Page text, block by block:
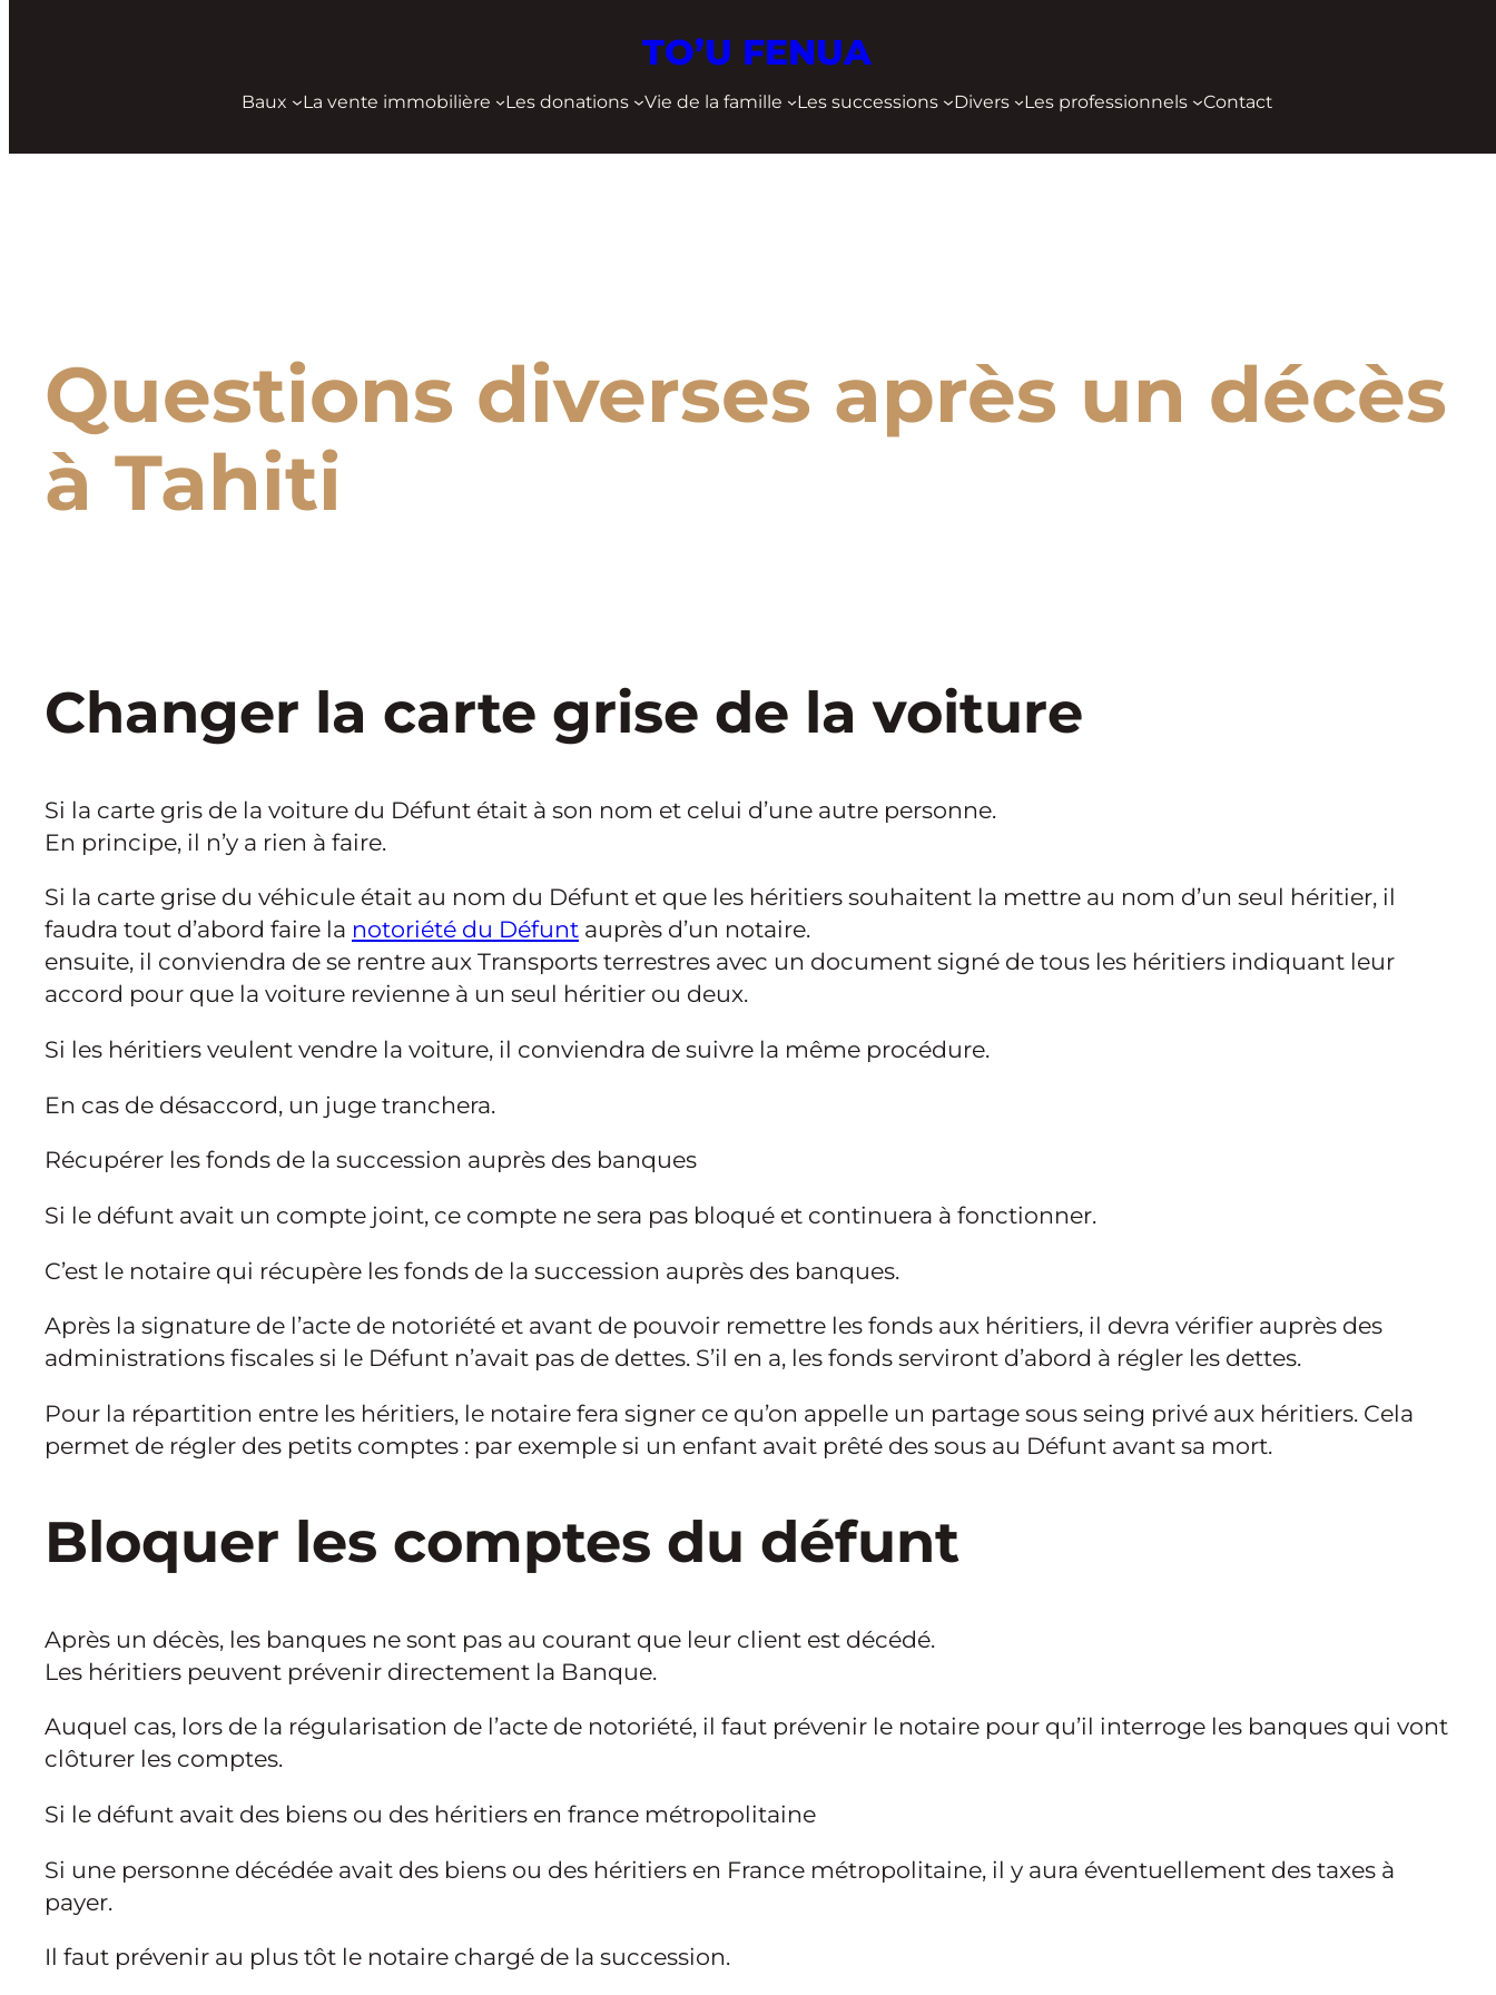
TO’U FENUA
Baux La vente immobilière Les donations Vie de la famille Les successions Divers Les professionnels Contact
Questions diverses après un décès
à Tahiti
Changer la carte grise de la voiture
Si la carte gris de la voiture du Défunt était à son nom et celui d’une autre personne.
En principe, il n’y a rien à faire.
Si la carte grise du véhicule était au nom du Défunt et que les héritiers souhaitent la mettre au nom d’un seul héritier, il
faudra tout d’abord faire la notoriété du Défunt auprès d’un notaire.
ensuite, il conviendra de se rentre aux Transports terrestres avec un document signé de tous les héritiers indiquant leur
accord pour que la voiture revienne à un seul héritier ou deux.
Si les héritiers veulent vendre la voiture, il conviendra de suivre la même procédure.
En cas de désaccord, un juge tranchera.
Récupérer les fonds de la succession auprès des banques
Si le défunt avait un compte joint, ce compte ne sera pas bloqué et continuera à fonctionner.
C’est le notaire qui récupère les fonds de la succession auprès des banques.
Après la signature de l’acte de notoriété et avant de pouvoir remettre les fonds aux héritiers, il devra vérifier auprès des
administrations fiscales si le Défunt n’avait pas de dettes. S’il en a, les fonds serviront d’abord à régler les dettes.
Pour la répartition entre les héritiers, le notaire fera signer ce qu’on appelle un partage sous seing privé aux héritiers. Cela
permet de régler des petits comptes : par exemple si un enfant avait prêté des sous au Défunt avant sa mort.
Bloquer les comptes du défunt
Après un décès, les banques ne sont pas au courant que leur client est décédé.
Les héritiers peuvent prévenir directement la Banque.
Auquel cas, lors de la régularisation de l’acte de notoriété, il faut prévenir le notaire pour qu’il interroge les banques qui vont
clôturer les comptes.
Si le défunt avait des biens ou des héritiers en france métropolitaine
Si une personne décédée avait des biens ou des héritiers en France métropolitaine, il y aura éventuellement des taxes à
payer.
Il faut prévenir au plus tôt le notaire chargé de la succession.